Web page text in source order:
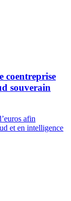
coentreprise
souverain
afin
et en intelligence